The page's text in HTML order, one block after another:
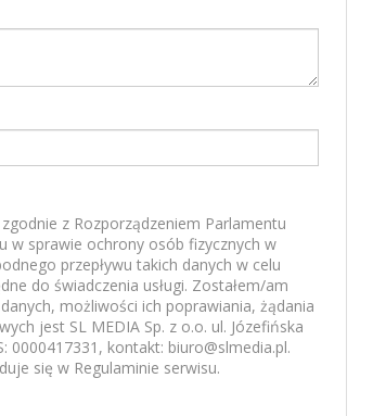
z Rozporządzeniem Parlamentu
w sprawie ochrony osób fizycznych w
przepływu takich danych w celu
do świadczenia usługi. Zostałem/am
możliwości ich poprawiania, żądania
jest SL MEDIA Sp. z o.o. ul. Józefińska
0000417331, kontakt: biuro@slmedia.pl.
się w Regulaminie serwisu.